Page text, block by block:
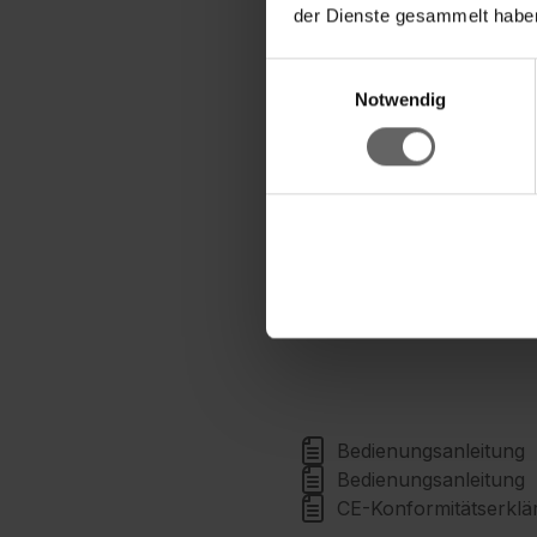
der Dienste gesammelt
Notwendig
herabtropfendes
Leistungsstarker
Hoher Bedienkomfort
Tankdeckel am Griff
Jederzeit optimale
Inklusive Adapter für
Bedienungsanleitung
Bedienungsanleitung
CE-